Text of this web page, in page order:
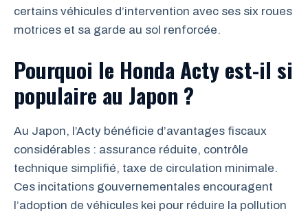
certains véhicules d’intervention avec ses six roues
motrices et sa garde au sol renforcée.
Pourquoi le Honda Acty est-il si
populaire au Japon ?
Au Japon, l’Acty bénéficie d’avantages fiscaux
considérables : assurance réduite, contrôle
technique simplifié, taxe de circulation minimale.
Ces incitations gouvernementales encouragent
l’adoption de véhicules kei pour réduire la pollution